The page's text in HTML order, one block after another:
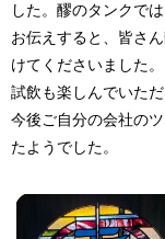
した。醪のタンクで
お伝えすると、皆さ
けてくださいました。
試飲も楽しんでいただ
今後ご自分の会社の
たようでした。